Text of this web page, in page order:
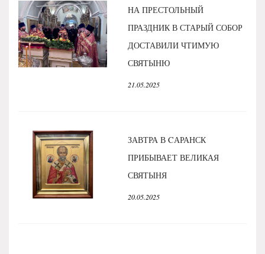
НА ПРЕСТОЛЬНЫЙ
ПРАЗДНИК В СТАРЫЙ СОБОР
ДОСТАВИЛИ ЧТИМУЮ
СВЯТЫНЮ
21.05.2025
ЗАВТРА В CАРАНСК
ПРИБЫВАЕТ ВЕЛИКАЯ
СВЯТЫНЯ
20.05.2025